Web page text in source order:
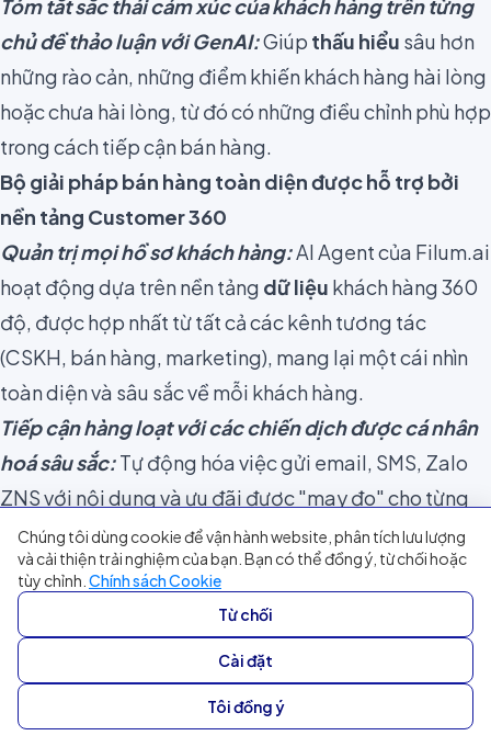
Tóm tắt sắc thái cảm xúc của khách hàng trên từng
chủ đề thảo luận với GenAI:Giúp thấu hiểu sâu hơn
những rào cản, những điểm khiến khách hàng hài lòng
hoặc chưa hài lòng, từ đó có những điều chỉnh phù hợp
trong cách tiếp cận bán hàng.
Bộ giải pháp bán hàng toàn diện được hỗ trợ bởi
nền tảng Customer 360
Quản trị mọi hồ sơ khách hàng:AI Agent của Filum.ai
hoạt động dựa trên nền tảng dữ liệu khách hàng 360
độ, được hợp nhất từ tất cả các kênh tương tác
(CSKH, bán hàng, marketing), mang lại một cái nhìn
toàn diện và sâu sắc về mỗi khách hàng.
Tiếp cận hàng loạt với các chiến dịch được cá nhân
hoá sâu sắc:Tự động hóa việc gửi email, SMS, Zalo
ZNS với nội dung và ưu đãi được "may đo" cho từng
phân khúc khách hàng tiềm năng dựa trêndữ liệuvà
hành vi của họ.
Phân loại và quản lý thông tin sản phẩm hiệu quả:
Giúp AI Agent luôn có nguồn thông tin chính xác và
cập nhật để tư vấn cho khách hàng.
Phân khúc khách hàng tự động và chính xác bằng
Chúng tôi dùng cookie để vận hành website, phân tích lưu lượng
và cải thiện trải nghiệm của bạn. Bạn có thể đồng ý, từ chối hoặc
tùy chỉnh. Chính sách Cookie
Từ chối
Cài đặt
Tôi đồng ý